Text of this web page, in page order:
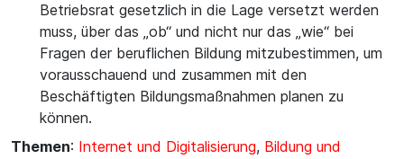
Betriebsrat gesetzlich in die Lage versetzt werden
muss, über das „ob“ und nicht nur das „wie“ bei
Fragen der beruflichen Bildung mitzubestimmen, um
vorausschauend und zusammen mit den
Beschäftigten Bildungsmaßnahmen planen zu
können.
Themen: Internet und Digitalisierung, Bildung und